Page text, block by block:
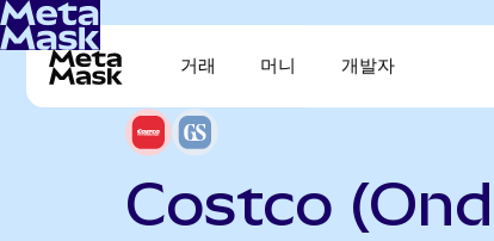
거래 머니 개발자
Costco